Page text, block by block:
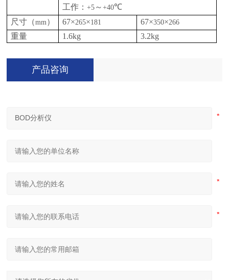
工作：+5 ～+40℃
尺寸（mm） 67×265×181 67×350×266
重量 1.6kg 3.2kg
产品咨询